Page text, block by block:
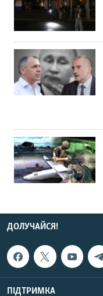
ДОЛУЧАЙСЯ!
ПІДТРИМКА